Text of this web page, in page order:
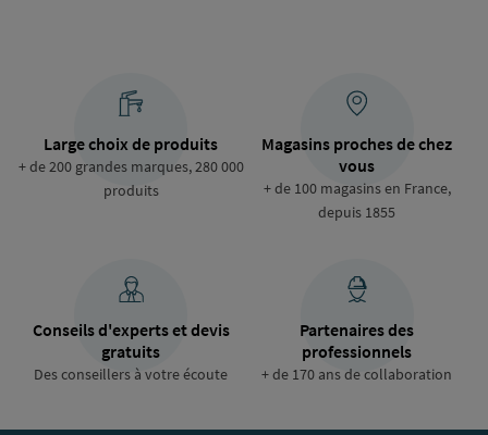
Large choix de produits
+ de 200 grandes marques, 280 000
produits
Magasins proches de chez
vous
+ de 100 magasins en France,
depuis 1855
Conseils d'experts et devis
gratuits
Des conseillers à votre écoute
Partenaires des
professionnels
+ de 170 ans de collaboration